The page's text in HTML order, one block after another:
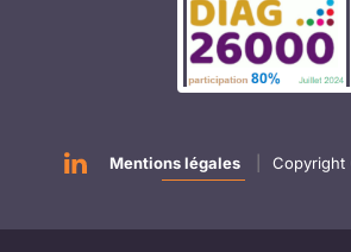
Mentions légales